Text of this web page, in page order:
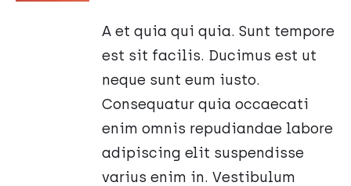
A et quia qui quia. Sunt tempore
est sit facilis. Ducimus est ut
neque sunt eum iusto.
Consequatur quia occaecati
enim omnis repudiandae labore
adipiscing elit suspendisse
varius enim in. Vestibulum